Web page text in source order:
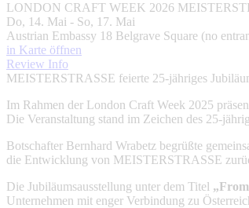
LONDON CRAFT WEEK 2026
Do, 14. Mai - So, 17. Mai
Austrian Embassy 18 Belgrave Square (no
in Karte öffnen
Review Info
MEISTERSTRASSE feierte 25-jähriges
Im Rahmen der London Craft Week 2025
Die Veranstaltung stand im Zeichen des 25-
Botschafter Bernhard Wrabetz begrüßte
die Entwicklung von MEISTERSTRASSE
Die Jubiläumsausstellung unter dem Titel
Unternehmen mit enger Verbindung zu